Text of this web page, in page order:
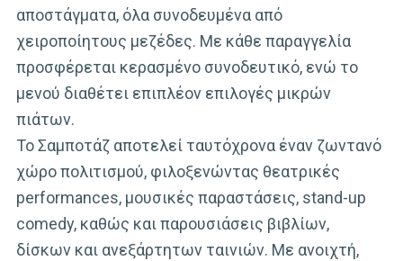
αποστάγματα, όλα συνοδευμένα από
χειροποίητους μεζέδες. Με κάθε παραγγελία
προσφέρεται κερασμένο συνοδευτικό, ενώ το
μενού διαθέτει επιπλέον επιλογές μικρών
πιάτων.
Το Σαμποτάζ αποτελεί ταυτόχρονα έναν ζωντανό
χώρο πολιτισμού, φιλοξενώντας θεατρικές
performances, μουσικές παραστάσεις, stand-up
comedy, καθώς και παρουσιάσεις βιβλίων,
δίσκων και ανεξάρτητων ταινιών. Με ανοιχτή,